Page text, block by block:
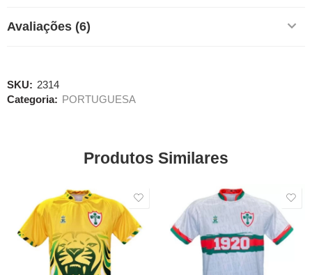
Avaliações (6)
SKU: 2314
Categoria: PORTUGUESA
Produtos Similares